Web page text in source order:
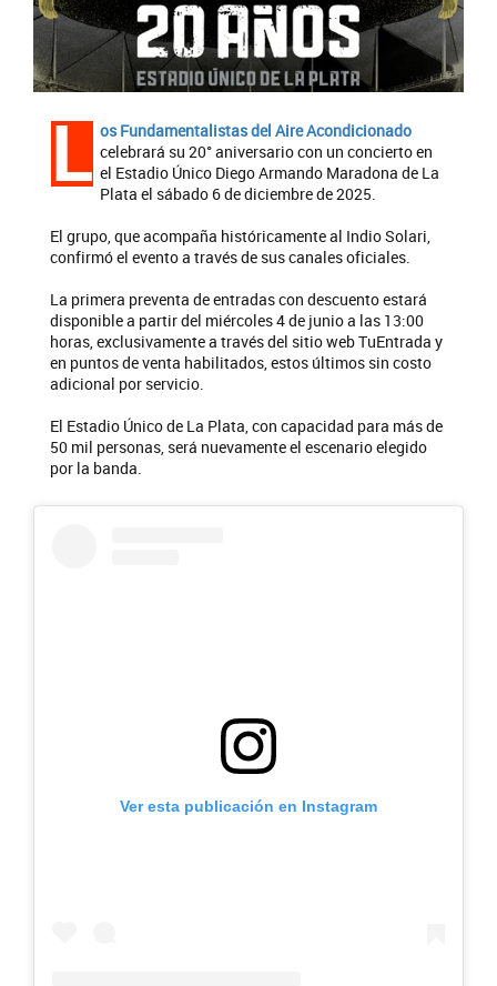
L os Fundamentalistas del Aire Acondicionado
celebrará su 20° aniversario con un concierto en
el Estadio Único Diego Armando Maradona de La
Plata el sábado 6 de diciembre de 2025.
El grupo, que acompaña históricamente al Indio Solari,
confirmó el evento a través de sus canales oficiales.
La primera preventa de entradas con descuento estará
disponible a partir del miércoles 4 de junio a las 13:00
horas, exclusivamente a través del sitio web TuEntrada y
en puntos de venta habilitados, estos últimos sin costo
adicional por servicio.
El Estadio Único de La Plata, con capacidad para más de
50 mil personas, será nuevamente el escenario elegido
por la banda.
Ver esta publicación en Instagram